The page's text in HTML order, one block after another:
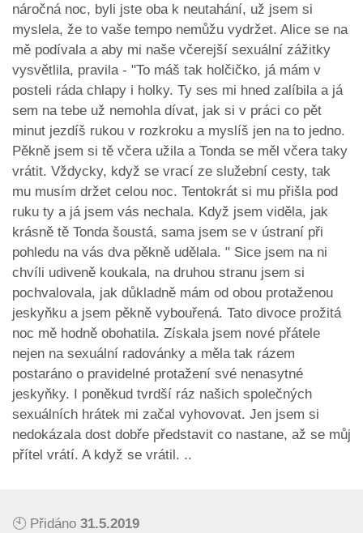
náročná noc, byli jste oba k neutahání, už jsem si
myslela, že to vaše tempo nemůžu vydržet. Alice se na
mě podívala a aby mi naše včerejší sexuální zážitky
vysvětlila, pravila - "To máš tak holčičko, já mám v
posteli ráda chlapy i holky. Ty ses mi hned zalíbila a já
sem na tebe už nemohla dívat, jak si v práci co pět
minut jezdíš rukou v rozkroku a myslíš jen na to jedno.
Pěkně jsem si tě včera užila a Tonda se měl včera taky
vrátit. Vždycky, když se vrací ze služební cesty, tak
mu musím držet celou noc. Tentokrát si mu přišla pod
ruku ty a já jsem vás nechala. Když jsem viděla, jak
krásně tě Tonda šoustá, sama jsem se v ústraní při
pohledu na vás dva pěkně udělala. " Sice jsem na ni
chvíli udiveně koukala, na druhou stranu jsem si
pochvalovala, jak důkladně mám od obou protaženou
jeskyňku a jsem pěkně vybouřená. Tato divoce prožitá
noc mě hodně obohatila. Získala jsem nové přátele
nejen na sexuální radovánky a měla tak rázem
postaráno o pravidelné protažení své nenasytné
jeskyňky. I poněkud tvrdší ráz našich společných
sexuálních hrátek mi začal vyhovovat. Jen jsem si
nedokázala dost dobře představit co nastane, až se můj
přítel vrátí. A když se vrátil. ..
🕙 Přidáno 31.5.2019